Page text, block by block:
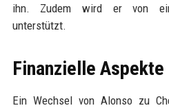
ihn. Zudem wird er von
unterstützt.
Finanzielle Aspekte
Ein Wechsel von Alonso zu